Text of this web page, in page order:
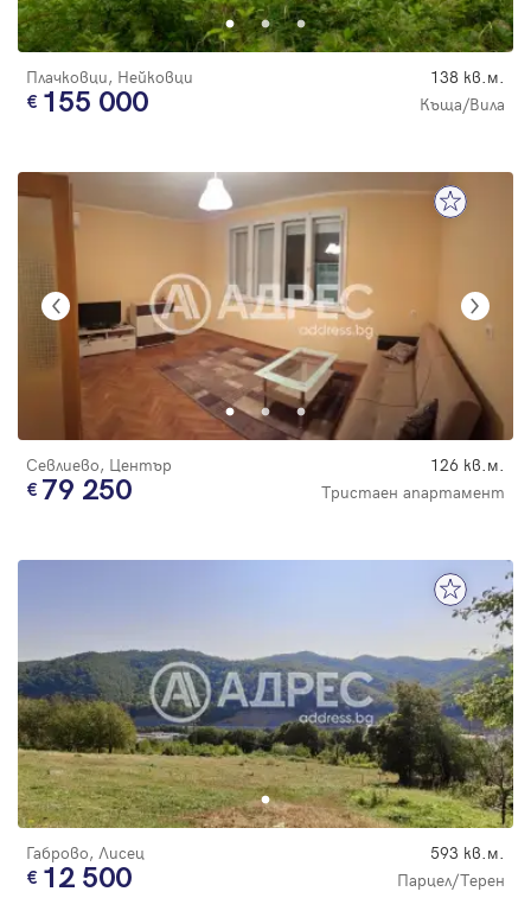
Плачковци, Нейковци 138 кв.м.
155 000 Къща/Вила
Севлиево, Център 126 кв.м.
79 250 Тристаен апартамент
Габрово, Лисец 593 кв.м.
12 500 Парцел/Терен